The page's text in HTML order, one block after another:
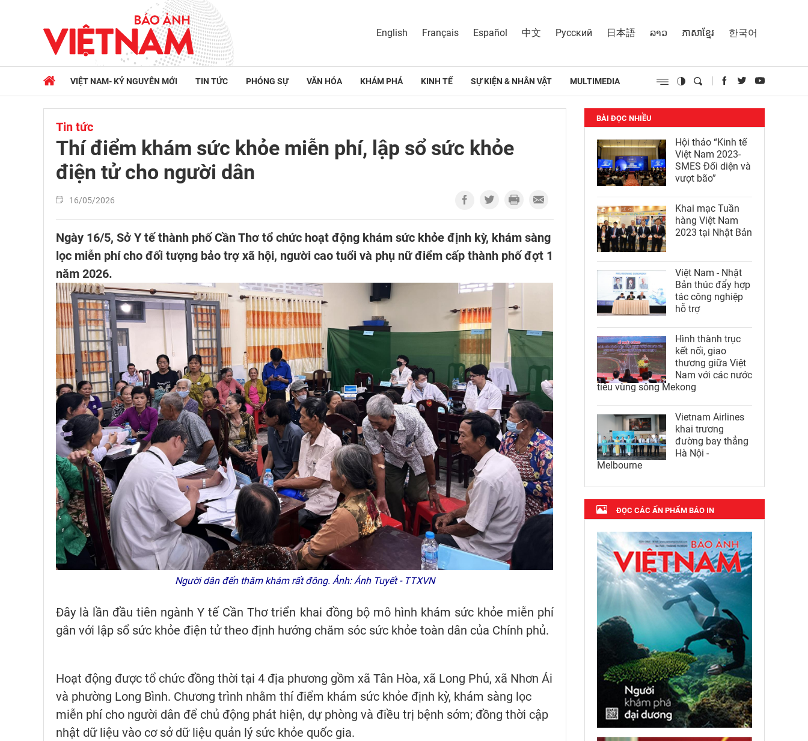
English Français Español 中文 Русский 日本語 ລາວ ភាសាខ្មែរ 한국어
VIỆT NAM- KỶ NGUYÊN MỚI TIN TỨC PHÓNG SỰ VĂN HÓA KHÁM PHÁ KINH TẾ SỰ KIỆN & NHÂN VẬT MULTIMEDIA
Tin tức
Thí điểm khám sức khỏe miễn phí, lập sổ sức khỏe
điện tử cho người dân
16/05/2026
Ngày 16/5, Sở Y tế thành phố Cần Thơ tổ chức hoạt động khám sức khỏe định kỳ, khám sàng
lọc miễn phí cho đối tượng bảo trợ xã hội, người cao tuổi và phụ nữ điểm cấp thành phố đợt 1
năm 2026.
Người dân đến thăm khám rất đông. Ảnh: Ánh Tuyết - TTXVN
Đây là lần đầu tiên ngành Y tế Cần Thơ triển khai đồng bộ mô hình khám sức khỏe miễn phí
gắn với lập sổ sức khỏe điện tử theo định hướng chăm sóc sức khỏe toàn dân của Chính phủ.
Hoạt động được tổ chức đồng thời tại 4 địa phương gồm xã Tân Hòa, xã Long Phú, xã Nhơn Ái
và phường Long Bình. Chương trình nhằm thí điểm khám sức khỏe định kỳ, khám sàng lọc
miễn phí cho người dân để chủ động phát hiện, dự phòng và điều trị bệnh sớm; đồng thời cập
nhật dữ liệu vào cơ sở dữ liệu quản lý sức khỏe quốc gia.
BÀI ĐỌC NHIỀU
Hội thảo “Kinh tế
Việt Nam 2023-
SMES Đối diện và
vượt bão”
Khai mạc Tuần
hàng Việt Nam
2023 tại Nhật Bản
Việt Nam - Nhật
Bản thúc đẩy hợp
tác công nghiệp
hỗ trợ
Hình thành trục
kết nối, giao
thương giữa Việt
Nam với các nước
tiểu vùng sông Mekong
Vietnam Airlines
khai trương
đường bay thẳng
Hà Nội -
Melbourne
ĐỌC CÁC ẤN PHẨM BÁO IN